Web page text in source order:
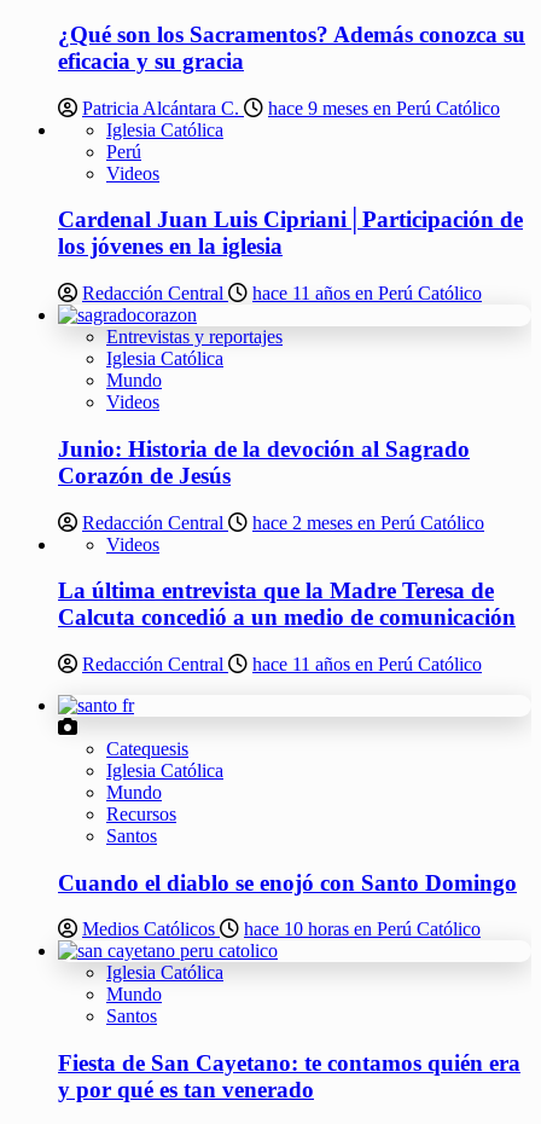
¿Qué son los Sacramentos? Además conozca su
eficacia y su gracia
Patricia Alcántara C.
hace 9 meses en Perú Católico
Iglesia Católica
Perú
Videos
Cardenal Juan Luis Cipriani│Participación de
los jóvenes en la iglesia
Redacción Central hace 11 años en Perú Católico
Entrevistas y reportajes
Iglesia Católica
Mundo
Videos
Junio: Historia de la devoción al Sagrado
Corazón de Jesús
Redacción Central
hace 2 meses en Perú Católico
Videos
La última entrevista que la Madre Teresa de
Calcuta concedió a un medio de comunicación
Redacción Central hace 11 años en Perú Católico
Catequesis
Iglesia Católica
Mundo
Recursos
Santos
Cuando el diablo se enojó con Santo Domingo
Medios Católicos hace 10 horas en Perú Católico
Iglesia Católica
Mundo
Santos
Fiesta de San Cayetano: te contamos quién era
y por qué es tan venerado